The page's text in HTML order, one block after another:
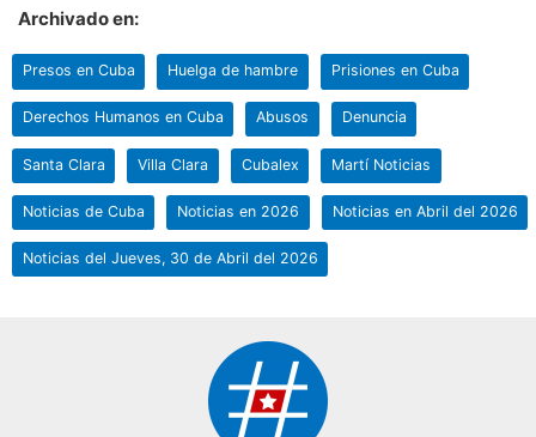
Archivado en:
Presos en Cuba Huelga de hambre Prisiones en Cuba
Derechos Humanos en Cuba Abusos Denuncia
Santa Clara Villa Clara Cubalex Martí Noticias
Noticias de Cuba Noticias en 2026 Noticias en Abril del 2026
Noticias del Jueves, 30 de Abril del 2026